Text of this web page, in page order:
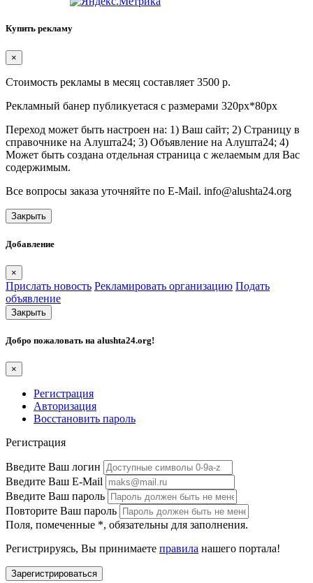
Купить рекламу
×
Стоимость рекламы в месяц составляет 3500 р.
Рекламный банер публикуетася с размерами 320px*80px
Переход может быть настроен на: 1) Ваш сайт; 2) Страницу в
справочнике на Алушта24; 3) Объявление на Алушта24; 4)
Может быть создана отдельная страница с желаемым для Вас
содержимым.
Все вопросы заказа уточняйте по E-Mail. info@alushta24.org
Закрыть
Добавление
×
Прислать новость Рекламировать организацию Подать
объявление
Закрыть
Добро пожаловать на alushta24.org!
×
Регистрация
Авторизация
Восстановить пароль
Регистрация
Введите Ваш логин
Введите Ваш E-Mail
Введите Ваш пароль
Повторите Ваш пароль
Поля, помеченные *, обязательны для заполнения.
Регистрируясь, Вы принимаете правила нашего портала!